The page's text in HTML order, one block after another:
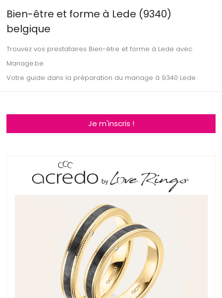
Bien-être et forme à Lede (9340)
belgique
Trouvez vos prestataires Bien-être et forme à Lede avec
Mariage.be
Votre guide dans la préparation du mariage à 9340 Lede
Je m'inscris !